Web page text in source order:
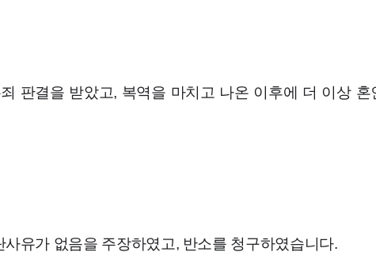
판결을 받았고, 복역을 마치고 나온 이후에 더 이상 혼
유가 없음을 주장하였고, 반소를 청구하였습니다.